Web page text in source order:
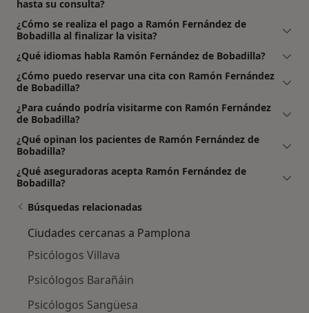
hasta su consulta?
¿Cómo se realiza el pago a Ramón Fernández de
Bobadilla al finalizar la visita?
¿Qué idiomas habla Ramón Fernández de Bobadilla?
¿Cómo puedo reservar una cita con Ramón Fernández
de Bobadilla?
¿Para cuándo podría visitarme con Ramón Fernández
de Bobadilla?
¿Qué opinan los pacientes de Ramón Fernández de
Bobadilla?
¿Qué aseguradoras acepta Ramón Fernández de
Bobadilla?
Búsquedas relacionadas
Ciudades cercanas a Pamplona
Psicólogos Villava
Psicólogos Barañáin
Psicólogos Sangüesa